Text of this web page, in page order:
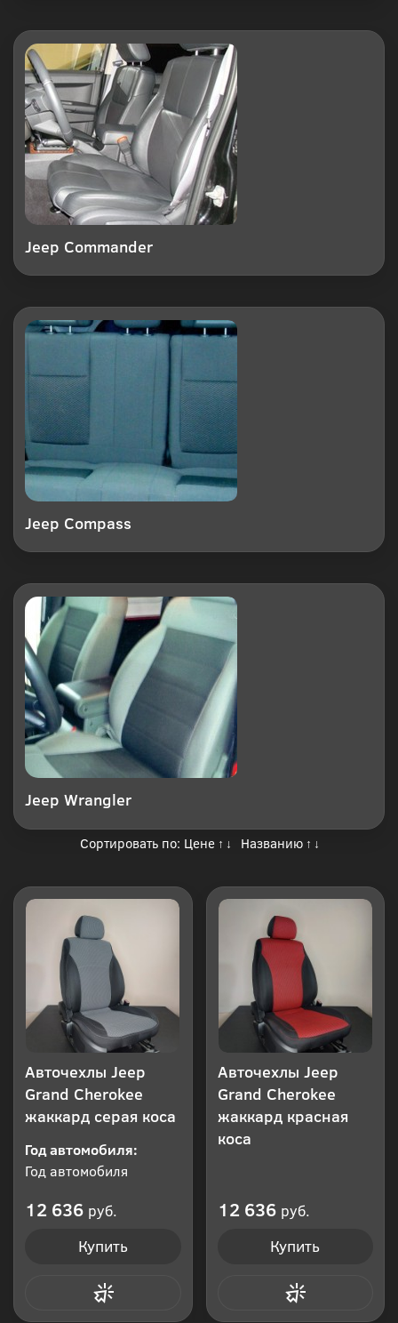
Jeep Commander
Jeep Compass
Jeep Wrangler
Сортировать по: Цене ↑ ↓ Названию ↑ ↓
Авточехлы Jeep
Grand Cherokee
жаккард серая коса
Год автомобиля:
Год автомобиля
12 636 руб.
Купить
Авточехлы Jeep
Grand Cherokee
жаккард красная
коса
12 636 руб.
Купить